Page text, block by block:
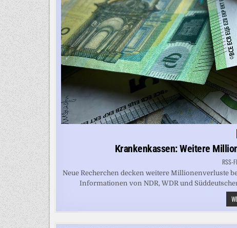
Krankenkassen: Weitere
RSS-
Neue Recherchen decken weitere Millionenverluste
Informationen von NDR, WDR und